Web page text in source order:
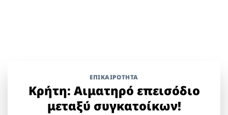
ΕΠΙΚΑΙΡΟΤΗΤΑ
Κρήτη: Αιματηρό επεισόδιο
μεταξύ συγκατοίκων!